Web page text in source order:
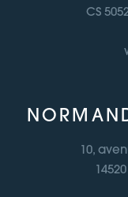
CS
10,